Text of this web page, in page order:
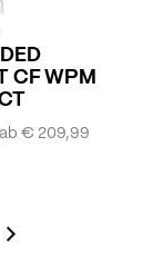
CF WPM
ab€ 209,99